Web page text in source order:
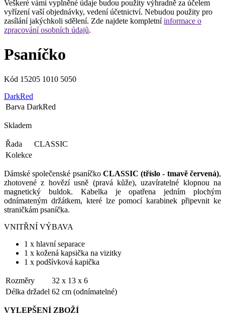
Veškeré vámi vyplněné údaje budou použity výhradně za účelem
vyřízení vaší objednávky, vedení účetnictví. Nebudou použity pro
zasílání jakýchkoli sdělení. Zde najdete kompletníinformace o
zpracování osobních údajů.
Psaníčko
Kód 15205 1010 5050
DarkRed
Barva DarkRed
Skladem
Řada
CLASSIC
Kolekce
Dámské společenské psaníčko CLASSIC (tříslo - tmavě červená),
zhotovené z hovězí usně (pravá kůže), uzavíratelné klopnou na
magnetický buldok. Kabelka je opatřena jedním plochým
odnímateným držátkem, které lze pomocí karabinek připevnit ke
straničkám psaníčka.
VNITŘNÍ VÝBAVA
1 x hlavní separace
1 x kožená kapsička na vizitky
1 x podšívková kapička
Rozměry
32 x 13 x 6
Délka držadel 62 cm (odnímatelné)
VYLEPŠENÍ ZBOŽÍ